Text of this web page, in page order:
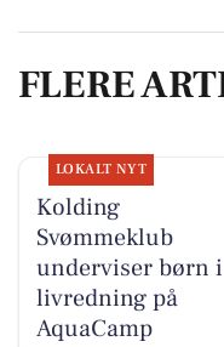
FLERE
LOKALT NYT
Kolding
Svømmeklub
underviser børn i
livredning på
AquaCamp